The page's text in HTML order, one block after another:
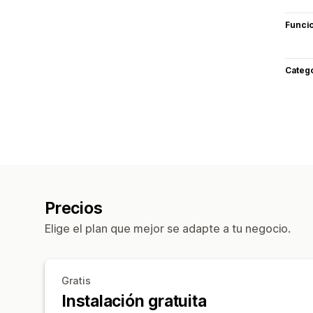
Precios
Elige el plan que mejor se adapte a tu negocio.
Gratis
Instalación gratuita